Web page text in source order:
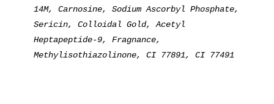
14M, Carnosine, Sodium Ascorbyl Phosphate,
Sericin, Colloidal Gold, Acetyl
Heptapeptide-9, Fragnance,
Methylisothiazolinone, CI 77891, CI 77491